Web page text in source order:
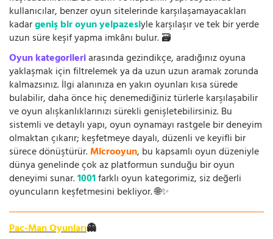
kullanıcılar, benzer oyun sitelerinde karşılaşamayacakları
kadargeniş bir oyun yelpazesiyle karşılaşır ve tek bir yerde
uzun süre keşif yapma imkânı bulur. 🗃️
Oyun kategorileriarasında gezindikçe, aradığınız oyuna
yaklaşmak için filtrelemek ya da uzun uzun aramak zorunda
kalmazsınız. İlgi alanınıza en yakın oyunları kısa sürede
bulabilir, daha önce hiç denemediğiniz türlerle karşılaşabilir
ve oyun alışkanlıklarınızı sürekli genişletebilirsiniz. Bu
sistemli ve detaylı yapı, oyun oynamayı rastgele bir deneyim
olmaktan çıkarır; keşfetmeye dayalı, düzenli ve keyifli bir
sürece dönüştürür.Microoyun, bu kapsamlı oyun düzeniyle
dünya genelinde çok az platformun sunduğu bir oyun
deneyimi sunar.1001farklı oyun kategorimiz, siz değerli
oyuncuların keşfetmesini bekliyor. 🌐✨
Pac-Man Oyunları👻